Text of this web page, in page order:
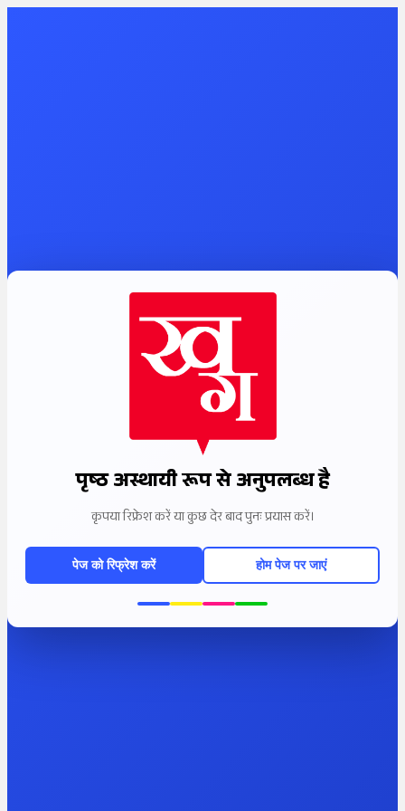
पृष्ठ अस्थायी रूप से अनुपलब्ध है
कृपया रिफ्रेश करें या कुछ देर बाद पुनः प्रयास करें।
पेज को रिफ्रेश करें होम पेज पर जाएं